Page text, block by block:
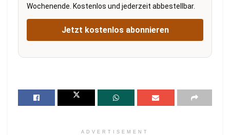
Wochenende. Kostenlos und jederzeit abbestellbar.
Jetzt kostenlos abonnieren
ADVERTISEMENT